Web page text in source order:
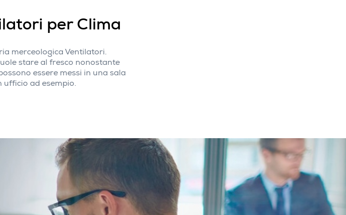
per Clima
merceologica Ventilatori.
stare al fresco nonostante
essere messi in una sala
ufficio ad esempio.